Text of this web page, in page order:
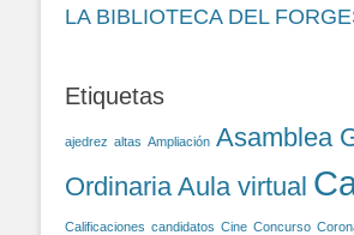
LA BIBLIOTECA DEL
Etiquetas
ajedrez altas Ampliación Asamblea
Ordinaria Aula virtual
Calificaciones candidatos Cine Concurso